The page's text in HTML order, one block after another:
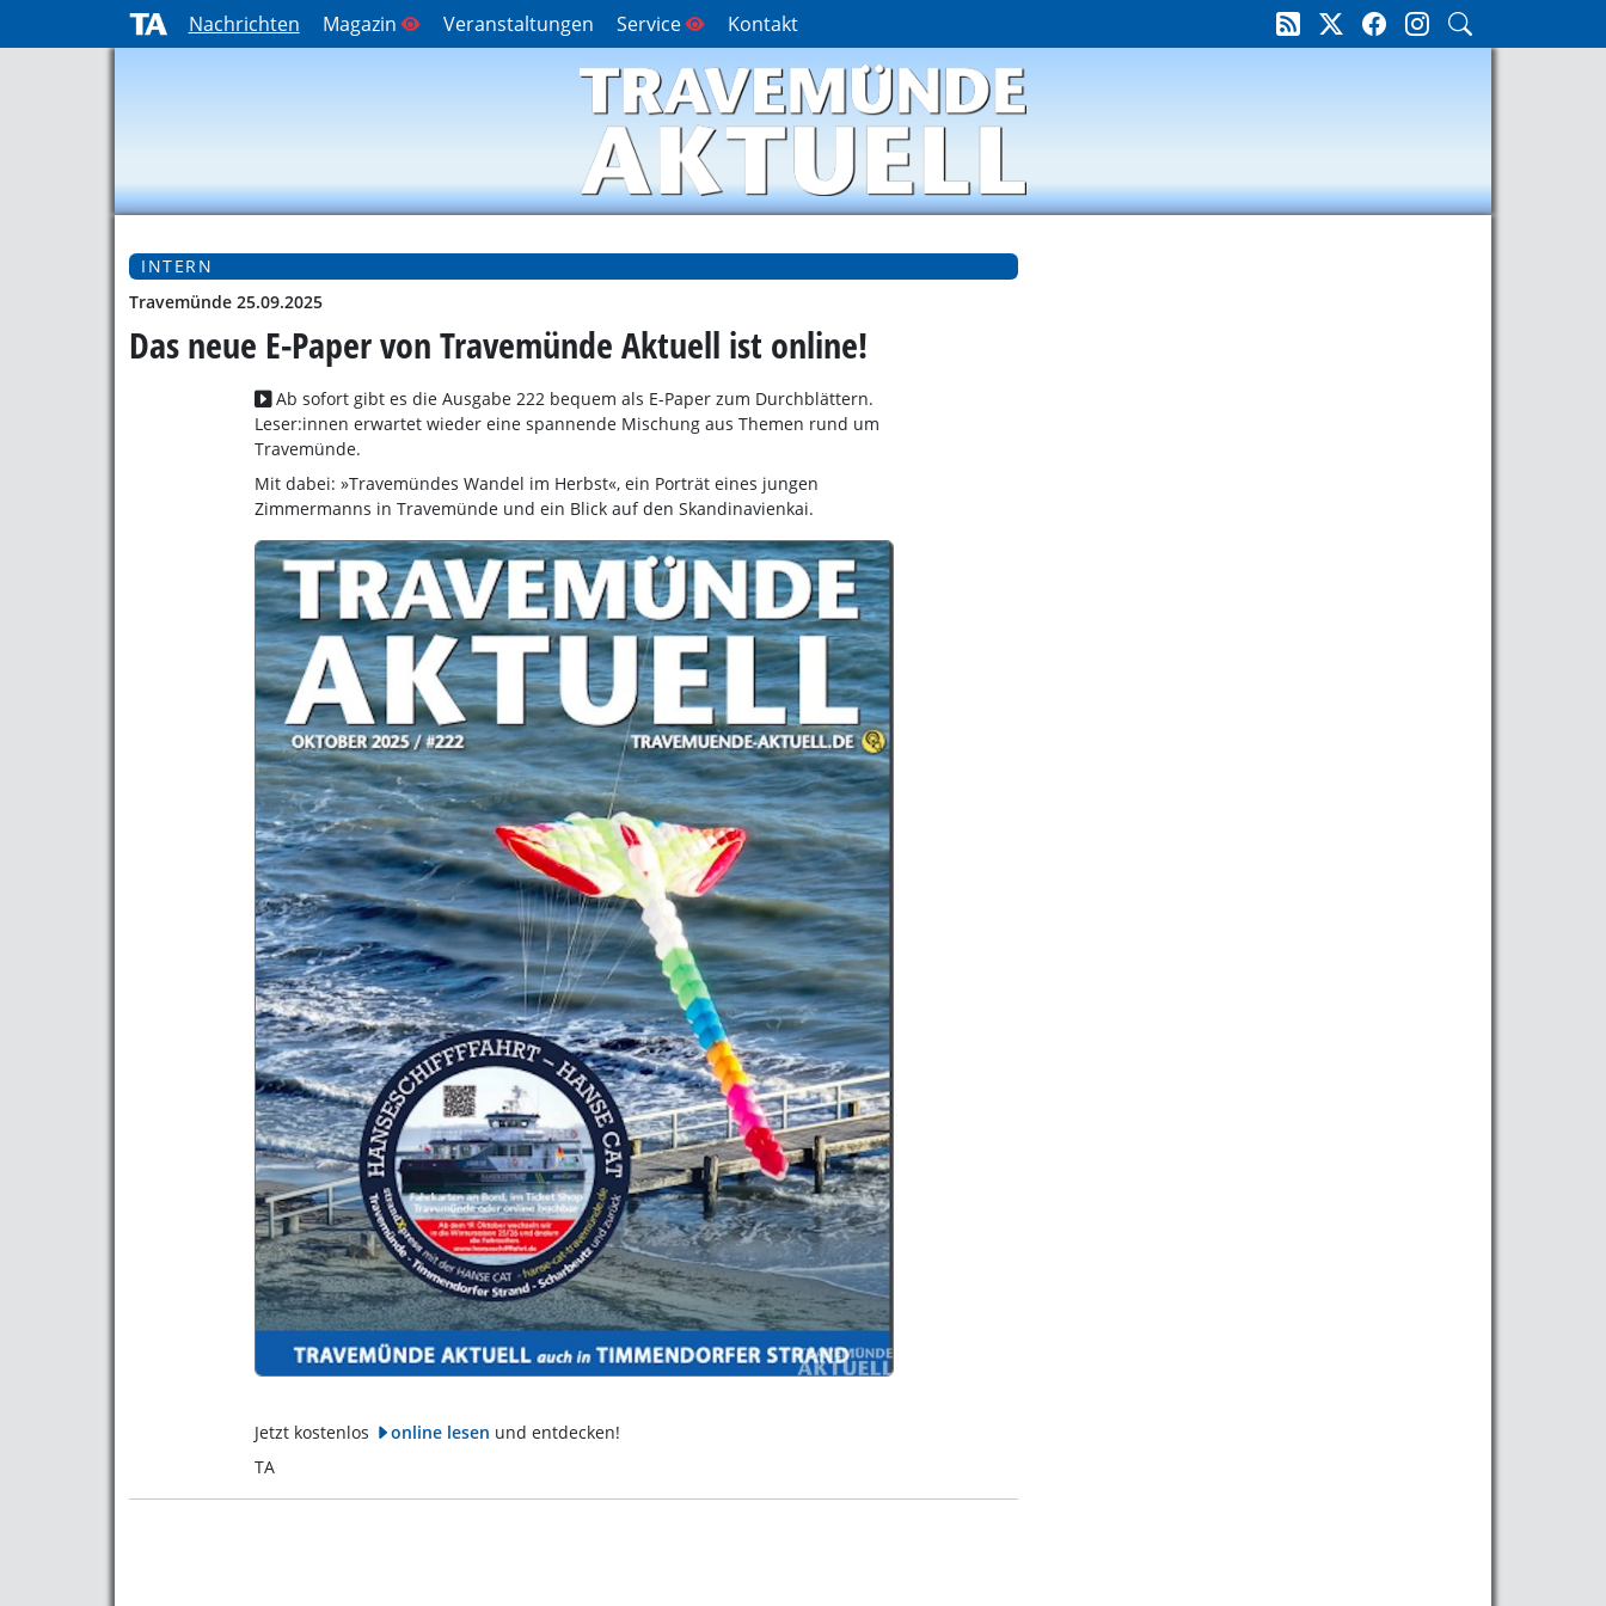
Nachrichten Magazin Veranstaltungen Service Kontakt
INTERN
Travemünde 25.09.2025
Das neue E-Paper von Travemünde Aktuell ist online!
Ab sofort gibt es die Ausgabe 222 bequem als E-Paper zum Durchblättern.
Leser:innen erwartet wieder eine spannende Mischung aus Themen rund um
Travemünde.
Mit dabei: »Travemündes Wandel im Herbst«, ein Porträt eines jungen
Zimmermanns in Travemünde und ein Blick auf den Skandinavienkai.
Jetzt kostenlos online lesen und entdecken!
TA